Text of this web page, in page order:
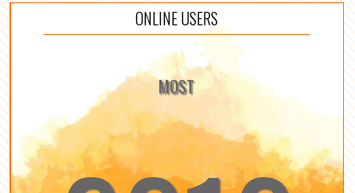
ONLINE USERS
MOST